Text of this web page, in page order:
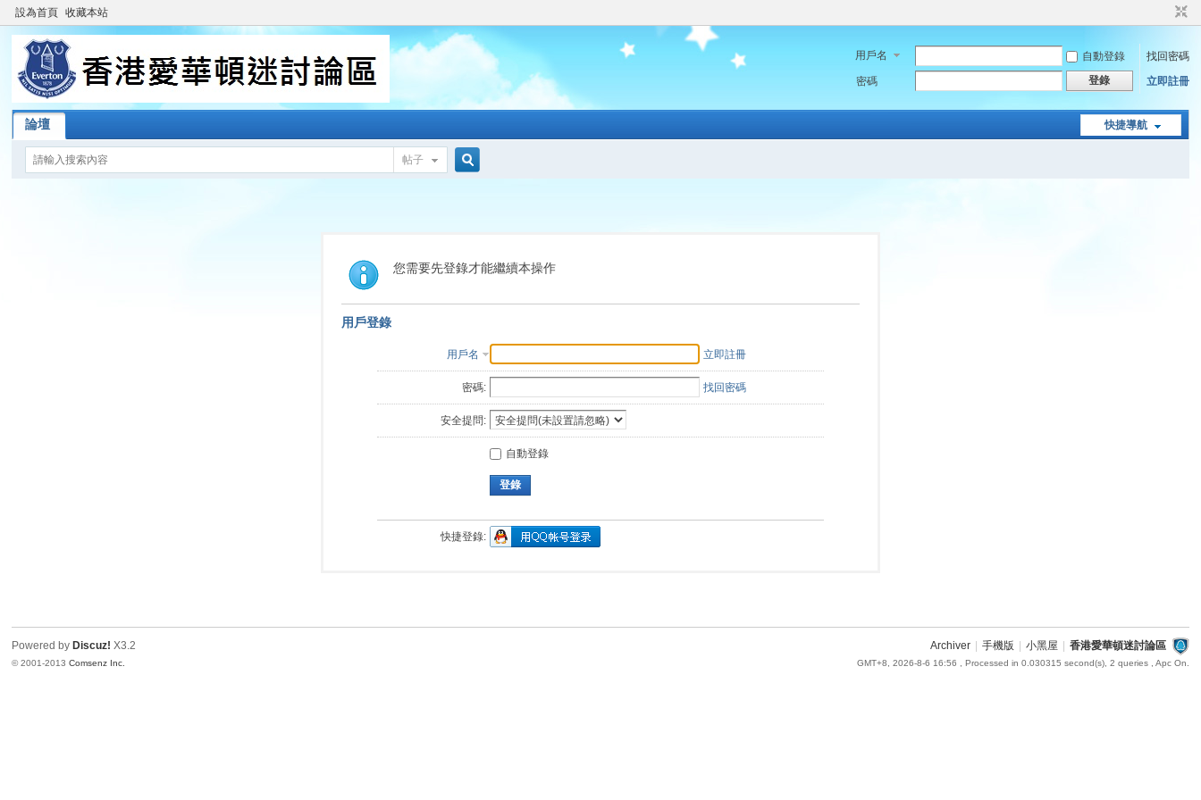
設為首頁 收藏本站
用戶名 自動登錄
找回密碼
密碼
登錄 立即註冊
快捷導航
論壇
帖子
索
您需要先登錄才能繼續本操作
用戶登錄
用戶名 立即註冊
密碼: 找回密碼
安全提問:
自動登錄
登錄
快捷登錄:
Archiver 手機版 小黑屋 香港愛華頓迷討論區
GMT+8, 2026-8-6 16:56 , Processed in 0.030315 second(s), 2 queries , Apc On.
Powered by Discuz! X3.2
© 2001-2013Comsenz Inc.